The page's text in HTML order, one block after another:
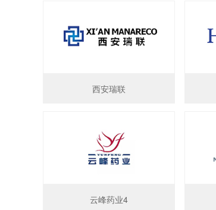
西安瑞联
云峰药业4